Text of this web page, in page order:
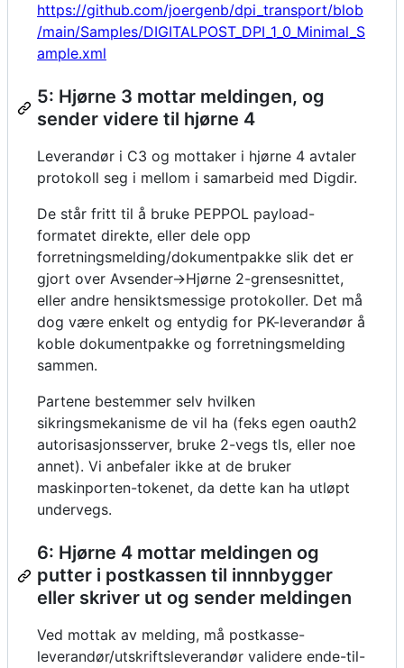
https://github.com/joergenb/dpi_transport/blob
/main/Samples/DIGITALPOST_DPI_1_0_Minimal_S
ample.xml
5: Hjørne 3 mottar meldingen, og
sender videre til hjørne 4
Leverandør i C3 og mottaker i hjørne 4 avtaler
protokoll seg i mellom i samarbeid med Digdir.
De står fritt til å bruke PEPPOL payload-
formatet direkte, eller dele opp
forretningsmelding/dokumentpakke slik det er
gjort over Avsender->Hjørne 2-grensesnittet,
eller andre hensiktsmessige protokoller. Det må
dog være enkelt og entydig for PK-leverandør å
koble dokumentpakke og forretningsmelding
sammen.
Partene bestemmer selv hvilken
sikringsmekanisme de vil ha (feks egen oauth2
autorisasjonsserver, bruke 2-vegs tls, eller noe
annet). Vi anbefaler ikke at de bruker
maskinporten-tokenet, da dette kan ha utløpt
undervegs.
6: Hjørne 4 mottar meldingen og
putter i postkassen til innnbygger
eller skriver ut og sender meldingen
Ved mottak av melding, må postkasse-
leverandør/utskriftsleverandør validere ende-til-